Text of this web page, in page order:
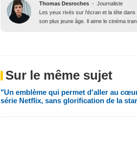
Thomas Desroches - Journaliste
Les yeux rivés sur l’écran et la tête
son plus jeune âge. Il aime le cinéma
Sur le même sujet
"Un emblème qui permet d'aller au
série Netflix, sans glorification de la